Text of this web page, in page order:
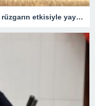
Lüleburgaz’da tarla yangını: Alevler rüzgarın etkisiyle yayıldı